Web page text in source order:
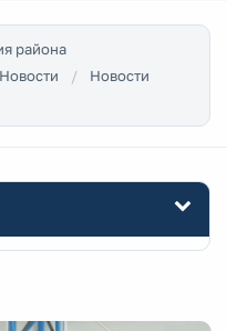
района
Новости
Новости